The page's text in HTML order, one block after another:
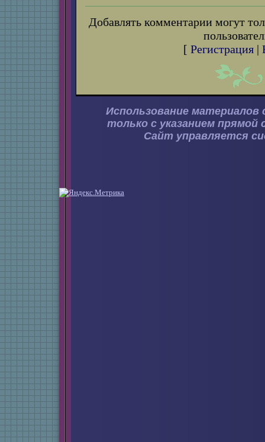
Добавлять комментарии могут
[ Регистрация |
Использование материалов
только с указанием прямой
Сайт управляется